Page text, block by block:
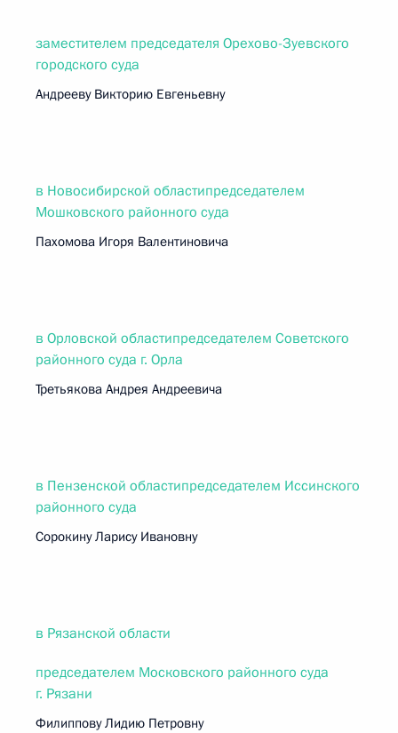
заместителем председателя Орехово-Зуевского
городского суда
Андрееву Викторию Евгеньевну
в Новосибирской областипредседателем
Мошковского районного суда
Пахомова Игоря Валентиновича
в Орловской областипредседателем Советского
районного суда г. Орла
Третьякова Андрея Андреевича
в Пензенской областипредседателем Иссинского
районного суда
Сорокину Ларису Ивановну
в Рязанской области
председателем Московского районного суда
г. Рязани
Филиппову Лидию Петровну